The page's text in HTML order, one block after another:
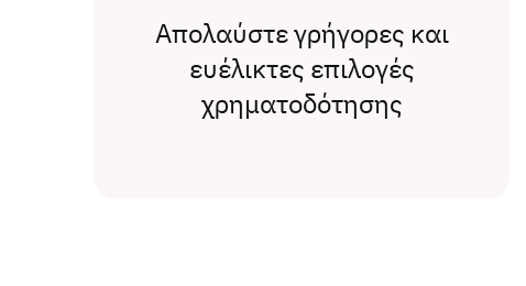
Απολαύστε γρήγορες και
ευέλικτες επιλογές
χρηματοδότησης